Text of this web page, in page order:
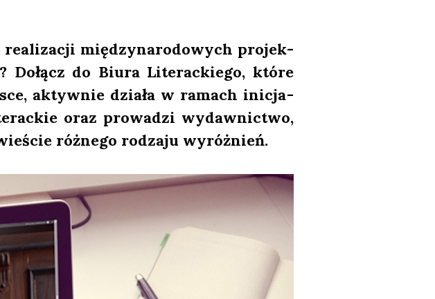
reali­za­cji mię­dzy­na­ro­do­wych pro­jek­
do Biu­ra Lite­rac­kie­go, któ­re
aktyw­nie dzia­ła w ramach ini­cja­
oraz pro­wa­dzi wydaw­nic­two,
róż­ne­go rodza­ju wyróż­nień.